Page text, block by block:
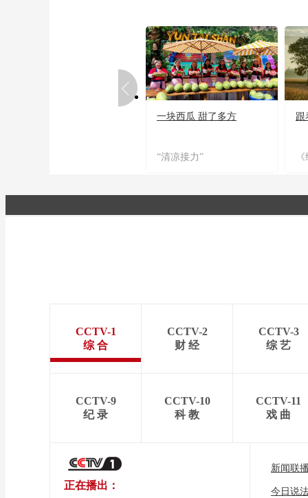
一块西瓜 甜了多方
“清凉接力”
跟
CCTV-1
综 合
CCTV-2
财 经
CCTV-3
综 艺
CCTV-9
纪 录
CCTV-10
科 教
CCTV-11
戏 曲
正在播出：
新闻联
今日说